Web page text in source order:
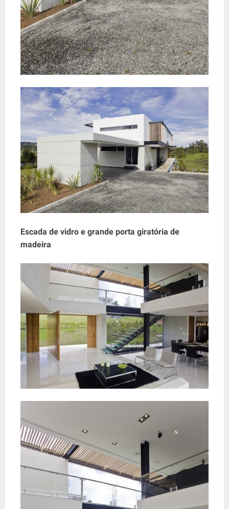
Escada de vidro e grande porta giratória de
madeira